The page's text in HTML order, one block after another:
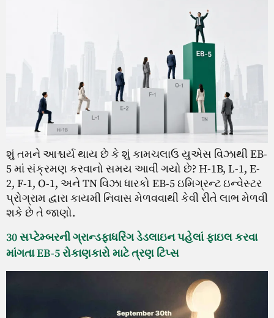
શું તમને આશ્ચર્ય થાય છે કે શું કામચલાઉ યુએસ વિઝાથી EB-
5 માં સંક્રમણ કરવાનો સમય આવી ગયો છે? H-1B, L-1, E-
2, F-1, O-1, અને TN વિઝા ધારકો EB-5 ઇમિગ્રન્ટ ઇન્વેસ્ટર
પ્રોગ્રામ દ્વારા કાયમી નિવાસ મેળવવાથી કેવી રીતે લાભ મેળવી
શકે છે તે જાણો.
30 સપ્ટેમ્બરની ગ્રાન્ડફાધરિંગ ડેડલાઇન પહેલાં ફાઇલ કરવા
માંગતા EB-5 રોકાણકારો માટે ત્રણ ટિપ્સ